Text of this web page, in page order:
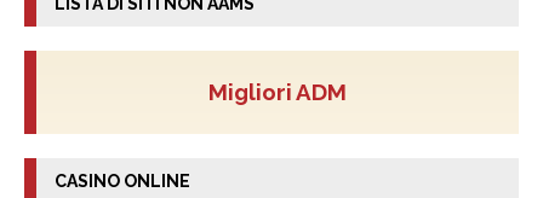
LISTA DI SITI NON AAMS
Migliori ADM
CASINO ONLINE